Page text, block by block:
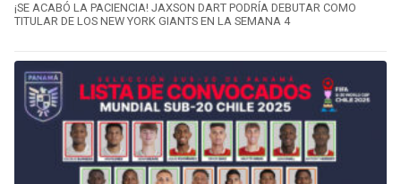
¡SE ACABÓ LA PACIENCIA! JAXSON DART PODRÍA DEBUTAR COMO
TITULAR DE LOS NEW YORK GIANTS EN LA SEMANA 4